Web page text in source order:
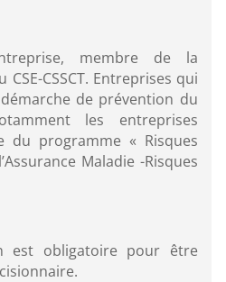
membre de la
CSSCT. Entreprises qui
de prévention du
les entreprises
du programme « Risques
Maladie -Risques
est obligatoire pour être